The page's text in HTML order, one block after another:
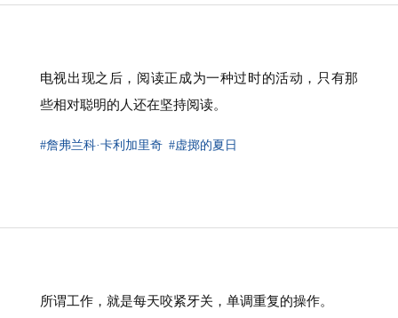
电视出现之后，阅读正成为一种过时的活动，只有那
些相对聪明的人还在坚持阅读。
#詹弗兰科·卡利加里奇 #虚掷的夏日
所谓工作，就是每天咬紧牙关，单调重复的操作。